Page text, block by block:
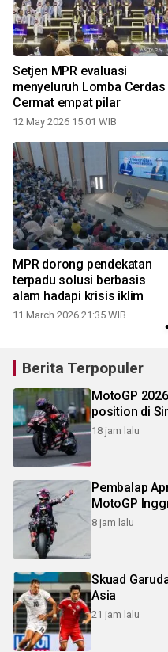
Setjen MPR evaluasi
menyeluruh Lomba Cerdas
Cermat empat pilar
12 May 2026 15:01 WIB
MPR dorong pendekatan
terpadu solusi berbasis
alam hadapi krisis iklim
11 March 2026 21:35 WIB
Berita Terpopuler
MotoGP
18 jam lalu
Pembalap
MotoGP
8 jam lalu
Skuad
Asia
21 jam lalu